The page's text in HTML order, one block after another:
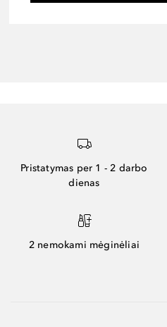
Pristatymas per 1 - 2 darbo
dienas
2 nemokami mėginėliai